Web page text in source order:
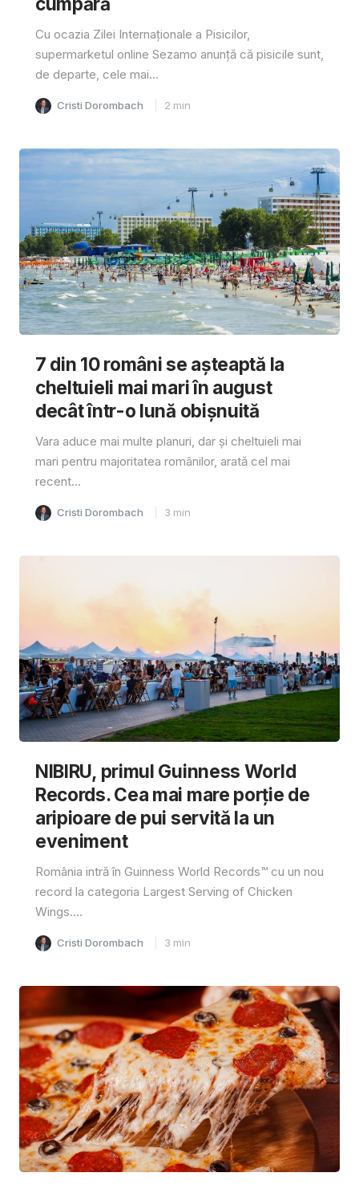
Cu ocazia Zilei Internaționale a Pisicilor,
supermarketul online Sezamo anunță că pisicile sunt,
de departe, cele mai...
Cristi Dorombach 2 min
7 din 10 români se așteaptă la
cheltuieli mai mari în august
decât într-o lună obișnuită
Vara aduce mai multe planuri, dar și cheltuieli mai
mari pentru majoritatea românilor, arată cel mai
recent...
Cristi Dorombach 3 min
NIBIRU, primul Guinness World
Records. Cea mai mare porție de
aripioare de pui servită la un
eveniment
România intră în Guinness World Records™️ cu un nou
record la categoria Largest Serving of Chicken
Wings....
Cristi Dorombach 3 min